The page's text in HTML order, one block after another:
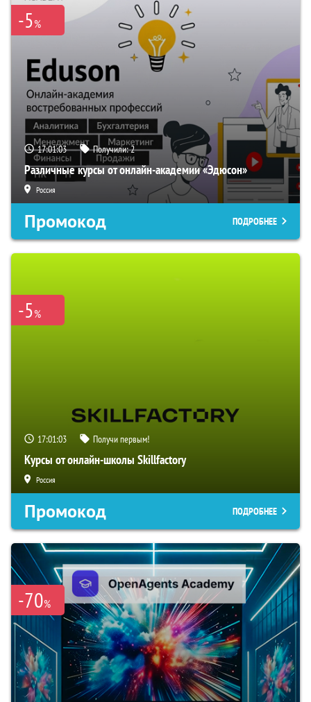
-5%
17:01:02 Получили:2
Различные курсы от онлайн-академии «Эдюсон»
Россия
Промокод ПОДРОБНЕЕ
-5%
17:01:02 Получи первым!
Курсы от онлайн-школы Skillfactory
Россия
Промокод ПОДРОБНЕЕ
-70%